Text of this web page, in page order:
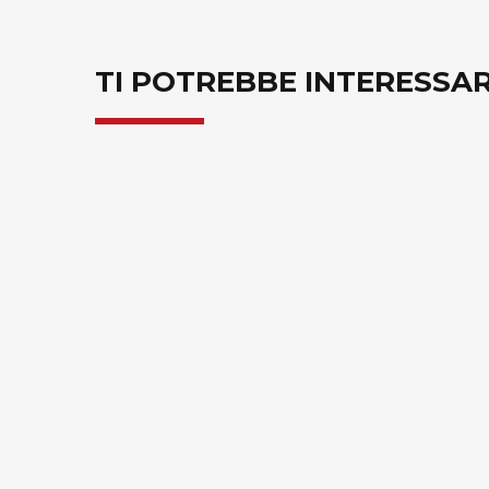
TI POTREBBE